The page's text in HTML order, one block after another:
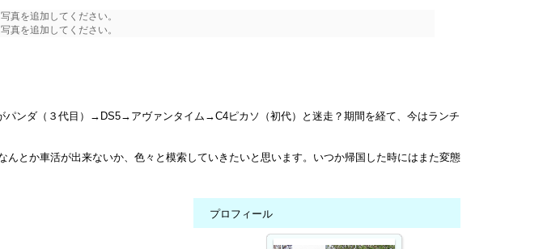
ンダ（３代目）→DS5→アヴァンタイム→C4ピカソ（初代）と迷走？期間を経て、今はランチ
とか車活が出来ないか、色々と模索していきたいと思います。いつか帰国した時にはまた変態
1/43）、シリーズネタ等でお送りしてます。
プロフィール